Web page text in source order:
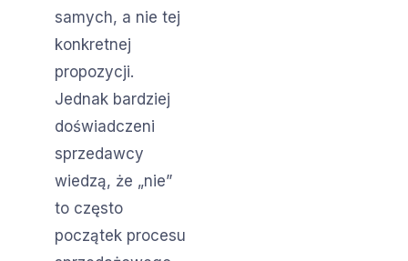
samych, a nie tej
konkretnej
propozycji.
Jednak bardziej
doświadczeni
sprzedawcy
wiedzą, że „nie”
to często
początek procesu